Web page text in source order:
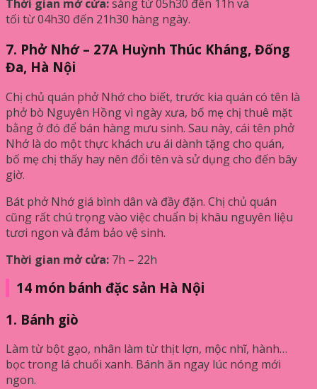
Thời gian mở cửa:sáng từ 05h30 đến 11h và
tối từ 04h30 đến 21h30 hàng ngày.
7. Phở Nhớ – 27A Huỳnh Thúc Kháng, Đống
Đa, Hà Nội
Chị chủ quán phở Nhớ cho biết, trước kia quán có tên là
phở bò Nguyên Hồng vì ngày xưa, bố mẹ chị thuê mặt
bằng ở đó để bán hàng mưu sinh. Sau này, cái tên phở
Nhớ là do một thực khách ưu ái dành tặng cho quán,
bố mẹ chị thấy hay nên đổi tên và sử dụng cho đến bây
giờ.
Bát phở Nhớ giá bình dân và đầy đặn. Chị chủ quán
cũng rất chú trọng vào việc chuẩn bị khâu nguyên liệu
tươi ngon và đảm bảo vệ sinh.
Thời gian mở cửa: 7h – 22h
14 món bánh đặc sản Hà Nội
1. Bánh giò
Làm từ bột gạo, nhân làm từ thịt lợn, mộc nhĩ, hành…
bọc trong lá chuối xanh. Bánh ăn ngay lúc nóng mới
ngon.